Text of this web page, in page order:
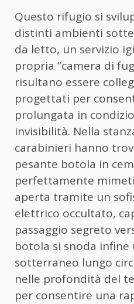
Questo rifugio si
distinti ambienti
da letto, un servizio
propria “camera di
risultano essere
progettati per
prolungata in
invisibilità. Nella
carabinieri hanno
pesante botola in
perfettamente
aperta tramite un
elettrico occultato,
passaggio segreto
botola si snoda
sotterraneo lungo
nelle profondità del
per consentire una